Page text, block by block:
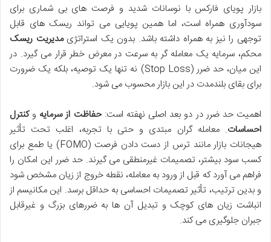
بازار پویای فارکس با نوسانات شدید و فرصت های بی شماری برای
سودآوری همراه است، اما همین پویایی می تواند ریسک های قابل
توجهی را نیز به همراه داشته باشد. بدون یک استراتژیمدیریت ریسک
محکم، سرمایه یک معامله گر به سرعت در معرض خطر قرار می گیرد. در
این میان، حد ضرر (Stop Loss) نه تنها یک توصیه، بلکه یک ضرورت
برای بقای بلندمدت در این بازار محسوب می شود.
اهمیت حد ضرر در دو بعد اصلی نهفته است:حفاظت از سرمایه وکنترل
احساسات. معامله گران مبتدی و حتی با تجربه، اغلب تحت تأثیر
هیجانات بازار مانند ترس از دست دادن فرصت (FOMO) یا طمع برای
کسب سود بیشتر، تصمیمات غیرمنطقی می گیرند. حد ضرر این امکان را
فراهم می آورد که قبل از ورود به معامله، نقطه خروج از زیان مشخص شود
و بدین ترتیب، تأثیر تصمیمات احساسی به حداقل برسد. این مکانیسم از
انباشت زیان های کوچک و تبدیل آن ها به ضررهای بزرگ و غیرقابل
جبران جلوگیری می کند.